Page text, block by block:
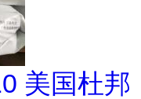
美国杜邦